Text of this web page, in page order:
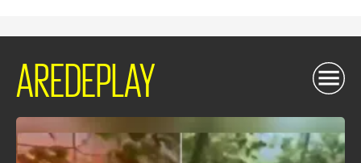
AREDEPLAY